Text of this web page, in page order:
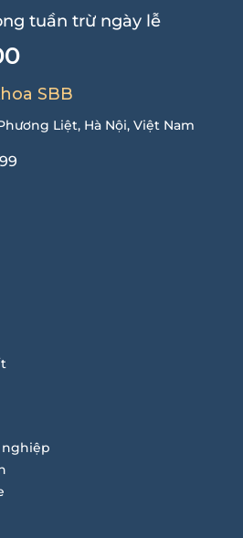
tuần trừ ngày lễ
SBB
Liệt, Hà Nội, Việt Nam
nghiệp